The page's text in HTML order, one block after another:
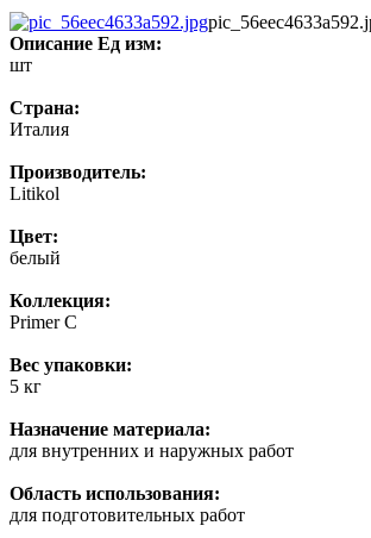
Описание Ед изм:
шт
Страна:
Италия
Производитель:
Litikol
Цвет:
белый
Коллекция:
Primer C
Вес упаковки:
5 кг
Назначение материала:
для внутренних и наружных работ
Область использования:
для подготовительных работ